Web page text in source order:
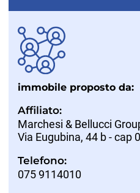
immobile proposto da:
Affiliato:
Marchesi & Bellucci
Via Eugubina, 44 b - cap
Telefono:
075 9114010